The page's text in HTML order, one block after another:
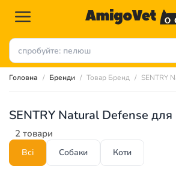
Головна Бренди Товар Бренд SENTRY
SENTRY Natural Defense для
2 товари
Всі Собаки Коти